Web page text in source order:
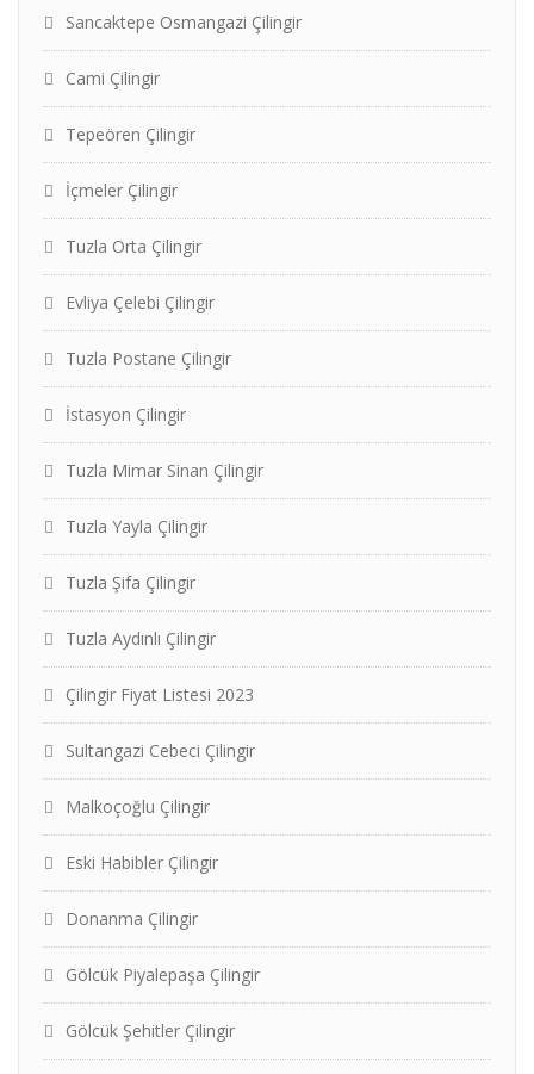
Sancaktepe Osmangazi Çilingir
Cami Çilingir
Tepeören Çilingir
İçmeler Çilingir
Tuzla Orta Çilingir
Evliya Çelebi Çilingir
Tuzla Postane Çilingir
İstasyon Çilingir
Tuzla Mimar Sinan Çilingir
Tuzla Yayla Çilingir
Tuzla Şifa Çilingir
Tuzla Aydınlı Çilingir
Çilingir Fiyat Listesi 2023
Sultangazi Cebeci Çilingir
Malkoçoğlu Çilingir
Eski Habibler Çilingir
Donanma Çilingir
Gölcük Piyalepaşa Çilingir
Gölcük Şehitler Çilingir